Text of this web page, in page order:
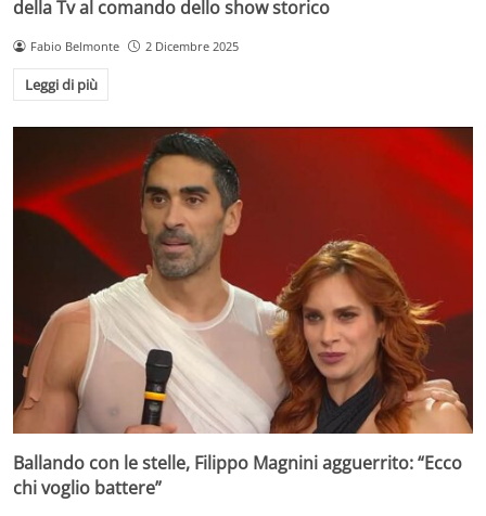
della Tv al comando dello show storico
Fabio Belmonte 2 Dicembre 2025
Leggi di più
Ballando con le stelle, Filippo Magnini agguerrito: “Ecco
chi voglio battere”